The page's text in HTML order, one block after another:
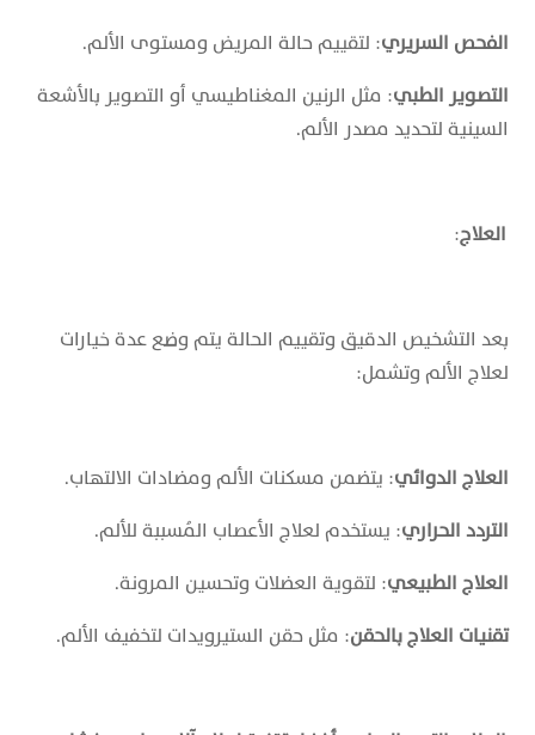
الفحص السريري: لتقييم حالة المريض ومستوى الألم.
التصوير الطبي: مثل الرنين المغناطيسي أو التصوير بالأشعة
السينية لتحديد مصدر الألم.
العلاج:
بعد التشخيص الدقيق وتقييم الحالة يتم وضع عدة خيارات
لعلاج الألم وتشمل:
العلاج الدوائي: يتضمن مسكنات الألم ومضادات الالتهاب.
التردد الحراري: يستخدم لعلاج الأعصاب المُسببة للألم.
العلاج الطبيعي: لتقوية العضلات وتحسين المرونة.
تقنيات العلاج بالحقن: مثل حقن الستيرويدات لتخفيف الألم.